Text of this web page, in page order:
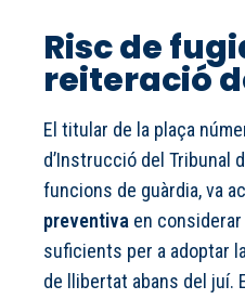
Risc de
reiteració
El titular de la plaça
d’Instrucció del Tribunal
funcions de guàrdia, va
preventiva en
suficients per a adoptar
de llibertat abans del juí.